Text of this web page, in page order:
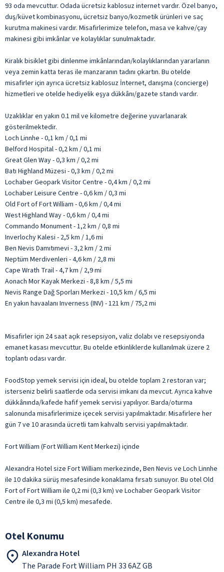
93 oda mevcuttur. Odada ücretsiz kablosuz internet vardır. Özel banyo,
duş/küvet kombinasyonu, ücretsiz banyo/kozmetik ürünleri ve saç
kurutma makinesi vardır. Misafirlerimize telefon, masa ve kahve/çay
makinesi gibi imkânlar ve kolaylıklar sunulmaktadır.
Kiralık bisiklet gibi dinlenme imkânlarından/kolaylıklarından yararlanın
veya zemin katta teras ile manzaranın tadını çıkartın. Bu otelde
misafirler için ayrıca ücretsiz kablosuz İnternet, danışma (concierge)
hizmetleri ve otelde hediyelik eşya dükkânı/gazete standı vardır.
Uzaklıklar en yakın 0.1 mil ve kilometre değerine yuvarlanarak
gösterilmektedir.
Loch Linnhe - 0,1 km / 0,1 mi
Belford Hospital - 0,2 km / 0,1 mi
Great Glen Way - 0,3 km / 0,2 mi
Batı Highland Müzesi - 0,3 km / 0,2 mi
Lochaber Geopark Visitor Centre - 0,4 km / 0,2 mi
Lochaber Leisure Centre - 0,6 km / 0,3 mi
Old Fort of Fort William - 0,6 km / 0,4 mi
West Highland Way - 0,6 km / 0,4 mi
Commando Monument - 1,2 km / 0,8 mi
Inverlochy Kalesi - 2,5 km / 1,6 mi
Ben Nevis Damıtımevi - 3,2 km / 2 mi
Neptüm Merdivenleri - 4,6 km / 2,8 mi
Cape Wrath Trail - 4,7 km / 2,9 mi
Aonach Mor Kayak Merkezi - 8,8 km / 5,5 mi
Nevis Range Dağ Sporları Merkezi - 10,5 km / 6,5 mi
En yakın havaalanı Inverness (INV) - 121 km / 75,2 mi
Misafirler için 24 saat açık resepsiyon, valiz dolabı ve resepsiyonda
emanet kasası mevcuttur. Bu otelde etkinliklerde kullanılmak üzere 2
toplantı odası vardır.
FoodStop yemek servisi için ideal, bu otelde toplam 2 restoran var;
isterseniz belirli saatlerde oda servisi imkanı da mevcut. Ayrıca kahve
dükkânında/kafede hafif yemek servisi yapılıyor. Barda/oturma
salonunda misafirlerimize içecek servisi yapılmaktadır. Misafirlere her
gün 7 ve 10 arasında ücretli tam kahvaltı servisi yapılmaktadır.
Fort William (Fort William Kent Merkezi) içinde
Alexandra Hotel size Fort William merkezinde, Ben Nevis ve Loch Linnhe
ile 10 dakika sürüş mesafesinde konaklama fırsatı sunuyor. Bu otel Old
Fort of Fort William ile 0,2 mi (0,3 km) ve Lochaber Geopark Visitor
Centre ile 0,3 mi (0,5 km) mesafede.
Otel Konumu
Alexandra Hotel
The Parade Fort William PH 33 6AZ GB